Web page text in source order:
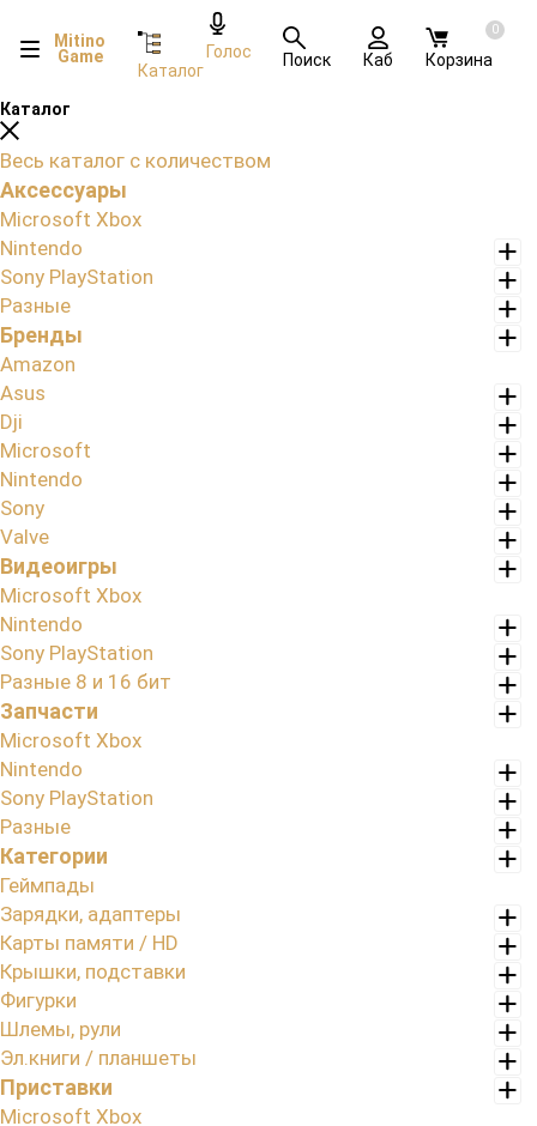
Mitino
Game
Каталог
Голос Поиск Каб
0
Корзина
Каталог
Весь каталог с количеством
Аксессуары
Microsoft Xbox
Nintendo
Sony PlayStation
Разные
Бренды
Amazon
Asus
Dji
Microsoft
Nintendo
Sony
Valve
Видеоигры
Microsoft Xbox
Nintendo
Sony PlayStation
Разные 8 и 16 бит
Запчасти
Microsoft Xbox
Nintendo
Sony PlayStation
Разные
Категории
Геймпады
Зарядки, адаптеры
Карты памяти / HD
Крышки, подставки
Фигурки
Шлемы, рули
Эл.книги / планшеты
Приставки
Microsoft Xbox